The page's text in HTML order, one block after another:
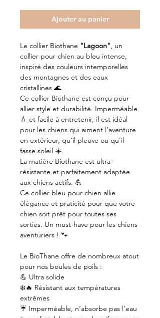
Ajouter au panier
Le collier Biothane "Lagoon", un
collier pour chien au bleu intense,
inspiré des couleurs intemporelles
des montagnes et des eaux
cristallines 🌊.
Ce collier Biothane est conçu pour
allier style et durabilité. Imperméable
💧 et facile à entretenir, il est idéal
pour les chiens qui aiment l’aventure
en extérieur, qu’il pleuve ou qu’il
fasse soleil ☀️.
La matière Biothane est ultra-
résistante et parfaitement adaptée
aux chiens actifs. 💪
Ce collier bleu pour chien allie
élégance et praticité pour que votre
chien soit prêt pour toutes ses
sorties. Un must-have pour les chiens
aventuriers ! 🐾
Le BioThane offre de nombreux atout
pour nos boules de poils :
💪 Ultra solide
❄️🔥 Résistant aux températures
extrêmes
☔️ Imperméable, n’absorbe pas l’eau